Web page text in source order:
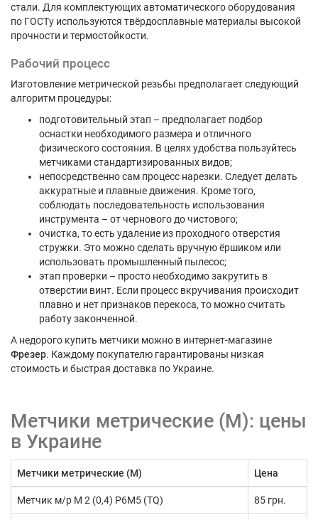
стали. Для комплектующих автоматического оборудования
по ГОСТу используются твёрдосплавные материалы высокой
прочности и термостойкости.
Рабочий процесс
Изготовление метрической резьбы предполагает следующий
алгоритм процедуры:
подготовительный этап – предполагает подбор
оснастки необходимого размера и отличного
физического состояния. В целях удобства пользуйтесь
метчиками стандартизированных видов;
непосредственно сам процесс нарезки. Следует делать
аккуратные и плавные движения. Кроме того,
соблюдать последовательность использования
инструмента – от чернового до чистового;
очистка, то есть удаление из проходного отверстия
стружки. Это можно сделать вручную ёршиком или
использовать промышленный пылесос;
этап проверки – просто необходимо закрутить в
отверстии винт. Если процесс вкручивания происходит
плавно и нет признаков перекоса, то можно считать
работу законченной.
А недорого купить метчики можно в интернет-магазине
Фрезер. Каждому покупателю гарантированы низкая
стоимость и быстрая доставка по Украине.
Метчики метрические (М): цены
в Украине
Метчики метрические (М) Цена
Метчик м/р М 2 (0,4) Р6М5 (TQ) 85 грн.